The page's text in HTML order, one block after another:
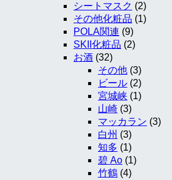
シートマスク (2)
その他化粧品 (1)
POLA関連 (9)
SKII化粧品 (2)
お酒 (32)
その他 (3)
ビール (2)
宮城峡 (1)
山崎 (3)
マッカラン (3)
白州 (3)
知多 (1)
碧 Ao (1)
竹鶴 (4)